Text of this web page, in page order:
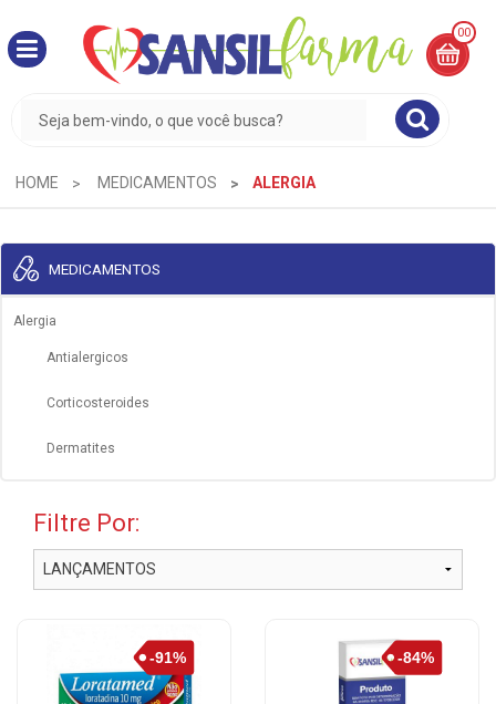
00
CESTA
R$
0,00
HOME MEDICAMENTOS ALERGIA
MEDICAMENTOS
Alergia
Antialergicos
Corticosteroides
Dermatites
Filtre Por: